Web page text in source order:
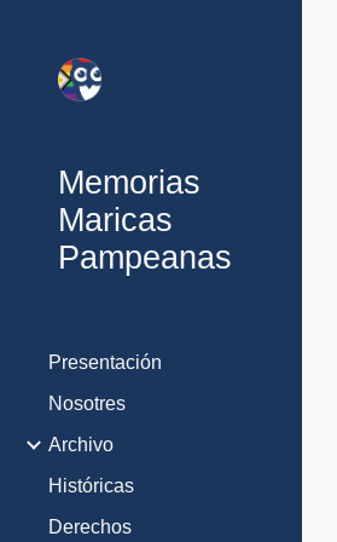
Memorias
Maricas
Pampeanas
Presentación
Nosotres
Archivo
Históricas
Derechos